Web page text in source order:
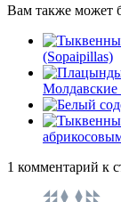
Вам также может
(Sopaipillas)
1 комментарий к